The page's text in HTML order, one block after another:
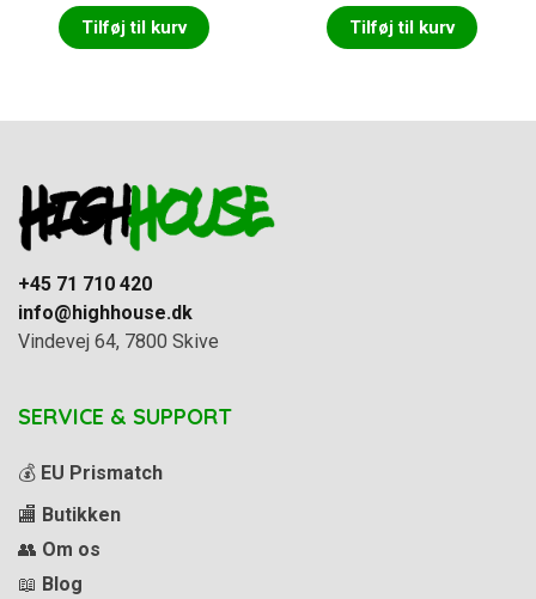
oprindelige
pris
Tilføj til kurv Tilføj til kurv
+45 71 710 420
info@highhouse.dk
Vindevej 64, 7800 Skive
SERVICE & SUPPORT
💰 EU Prismatch
🏬 Butikken
👥 Om os
📖 Blog